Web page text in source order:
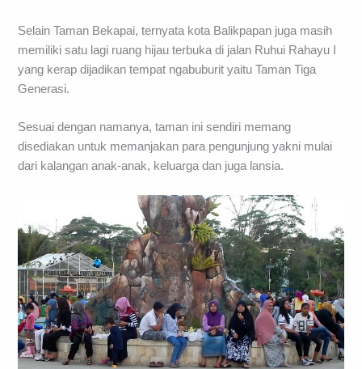
Selain Taman Bekapai, ternyata kota Balikpapan juga masih
memiliki satu lagi ruang hijau terbuka di jalan Ruhui Rahayu I
yang kerap dijadikan tempat ngabuburit yaitu Taman Tiga
Generasi.
Sesuai dengan namanya, taman ini sendiri memang
disediakan untuk memanjakan para pengunjung yakni mulai
dari kalangan anak-anak, keluarga dan juga lansia.